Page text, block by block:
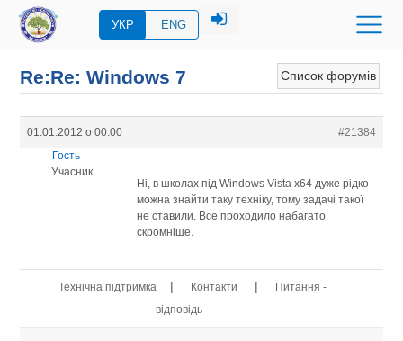
УКР ENG
Список форумів
Re:Re: Windows 7
01.01.2012 о 00:00
#21384
Гость
Учасник
Ні, в школах під Windows Vista х64 дуже рідко
можна знайти таку техніку, тому задачі такої
не ставили. Все проходило набагато
скромніше.
Технічна підтримка | Контакти |
Питання -
відповідь